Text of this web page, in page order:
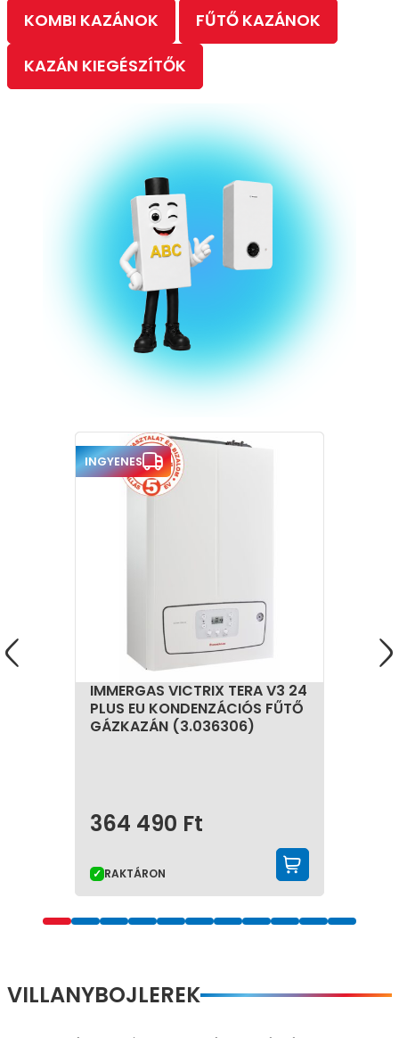
KOMBI KAZÁNOK FŰTŐ KAZÁNOK
KAZÁN KIEGÉSZÍTŐK
IMMERGAS VICTRIX TERA V3 24
PLUS EU KONDENZÁCIÓS FŰTŐ
GÁZKAZÁN (3.036306)
INGYENES
364 490 Ft
RAKTÁRON
VILLANYBOJLEREK